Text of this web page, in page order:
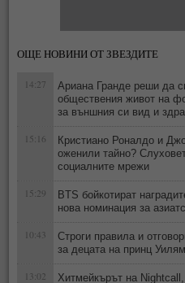
ОЩЕ НОВИНИ ОТ ЗВЕЗДИТЕ
14:27
Ариана Гранде реши да
обществения живот на
за външния си вид и
15:16
Кристиано Роналдо и
оженили тайно?
социалните мрежи
15:29
BTS бойкотират
нова номинация за
10:43
Строги правила и
за децата на принц
13:02 Хитмейкърът на